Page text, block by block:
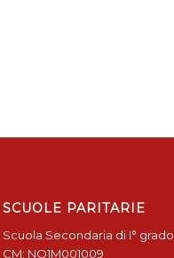
SCUOLE PARITARIE
Scuola Secondaria di I° grado
CM: NO1M001009